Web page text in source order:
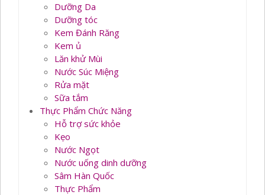
Dưỡng Da
Dưỡng tóc
Kem Đánh Răng
Kem ủ
Lăn khử Mùi
Nước Súc Miệng
Rửa mặt
Sữa tắm
Thực Phẩm Chức Năng
Hỗ trợ sức khỏe
Kẹo
Nước Ngọt
Nước uống dinh dưỡng
Sâm Hàn Quốc
Thực Phẩm